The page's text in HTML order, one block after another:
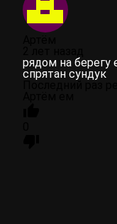
рядом на берегу
спрятан сундук